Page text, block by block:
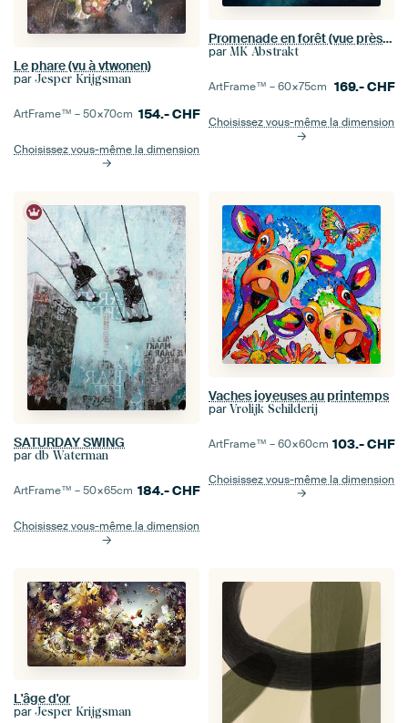
Le phare (vu à vtwonen)
par Jesper Krijgsman
ArtFrame™ –50×70cm 154.-CHF
Choisissez vous-même la dimension
Promenade en forêt (vue près de vtwonen)
par MK Abstrakt
ArtFrame™ –60×75cm 169.-CHF
Choisissez vous-même la dimension
SATURDAY SWING
par db Waterman
ArtFrame™ –50×65cm 184.-CHF
Choisissez vous-même la dimension
Vaches joyeuses au printemps
par Vrolijk Schilderij
ArtFrame™ –60×60cm 103.-CHF
Choisissez vous-même la dimension
L'âge d'or
par Jesper Krijgsman